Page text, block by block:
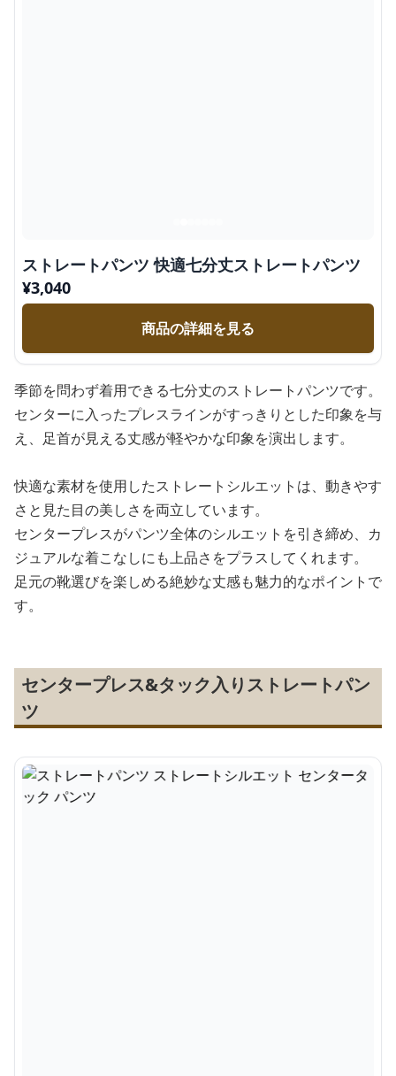
ストレートパンツ 快適七分丈ストレートパンツ
¥3,040
商品の詳細を見る
季節を問わず着用できる七分丈のストレートパンツです。
センターに入ったプレスラインがすっきりとした印象を与
え、足首が見える丈感が軽やかな印象を演出します。
快適な素材を使用したストレートシルエットは、動きやす
さと見た目の美しさを両立しています。
センタープレスがパンツ全体のシルエットを引き締め、カ
ジュアルな着こなしにも上品さをプラスしてくれます。
足元の靴選びを楽しめる絶妙な丈感も魅力的なポイントで
す。
センタープレス&タック入りストレートパン
ツ